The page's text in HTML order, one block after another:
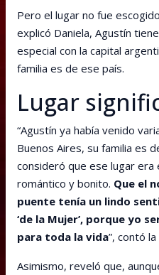
Pero el lugar no fue
explicó Daniela, Agustín
especial con la capital
familia es de ese país.
Lugar
“Agustín ya había venido
Buenos Aires, su familia es
consideró que ese lugar era
romántico y bonito. Que el
puente tenía un lindo
‘de la Mujer’, porque yo
para toda la vida”, contó
Asimismo, reveló que,